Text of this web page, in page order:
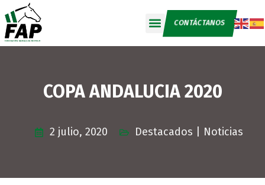
CONTÁCTANOS
COPA ANDALUCIA 2020
2 julio, 2020 Destacados Noticias